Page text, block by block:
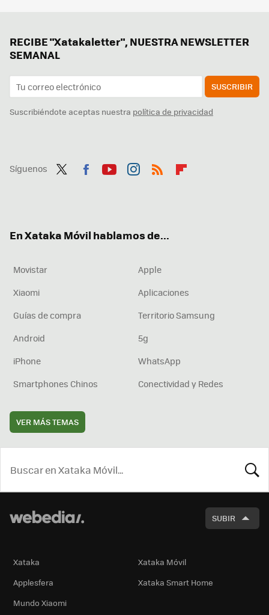
RECIBE "Xatakaletter", NUESTRA NEWSLETTER
SEMANAL
SUSCRIBIR
Suscribiéndote aceptas nuestra política de privacidad
Síguenos
En Xataka Móvil hablamos de...
Movistar
Apple
Xiaomi
Aplicaciones
Guías de compra
Territorio Samsung
Android
5g
iPhone
WhatsApp
Smartphones Chinos
Conectividad y Redes
VER MÁS TEMAS
SUBIR
Xataka
Xataka Móvil
Applesfera
Xataka Smart Home
Mundo Xiaomi